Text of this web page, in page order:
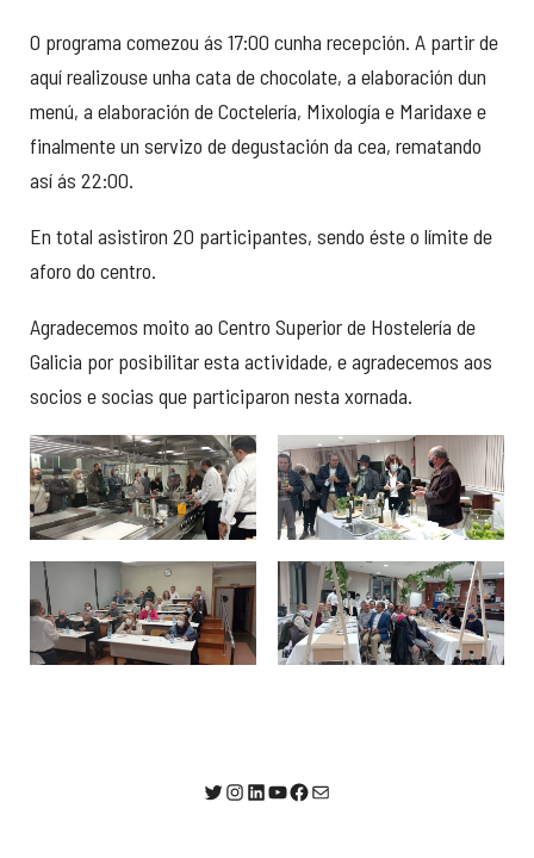
O programa comezou ás 17:00 cunha recepción. A partir de
aquí realizouse unha cata de chocolate, a elaboración dun
menú, a elaboración de Coctelería, Mixología e Maridaxe e
finalmente un servizo de degustación da cea, rematando
así ás 22:00.
En total asistiron 20 participantes, sendo éste o límite de
aforo do centro.
Agradecemos moito ao Centro Superior de Hostelería de
Galicia por posibilitar esta actividade, e agradecemos aos
socios e socias que participaron nesta xornada.
@AlumniUSC1
Instagram
LinkedIn
YouTube
Facebook
Correo electrónico